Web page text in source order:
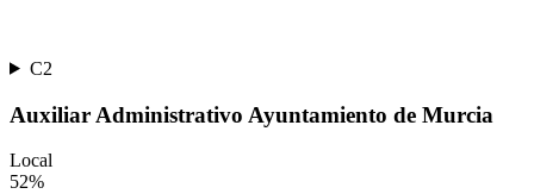
C2
Auxiliar Administrativo Ayuntamiento de Murcia
Local
52%